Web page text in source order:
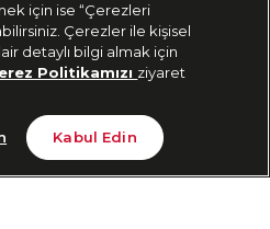
için ise “Çerezleri
Çerezler ile kişisel
detaylı bilgi almak için
Politikamızı ziyaret
Kabul Edin